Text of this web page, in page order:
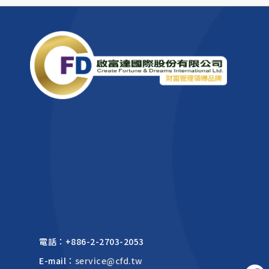
電話： +886-2-2703-2053
E-mail： service@cfd.tw